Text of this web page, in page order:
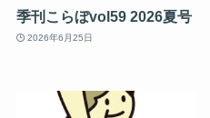
季刊こらぼvol59 2026夏号
2026年6月25日